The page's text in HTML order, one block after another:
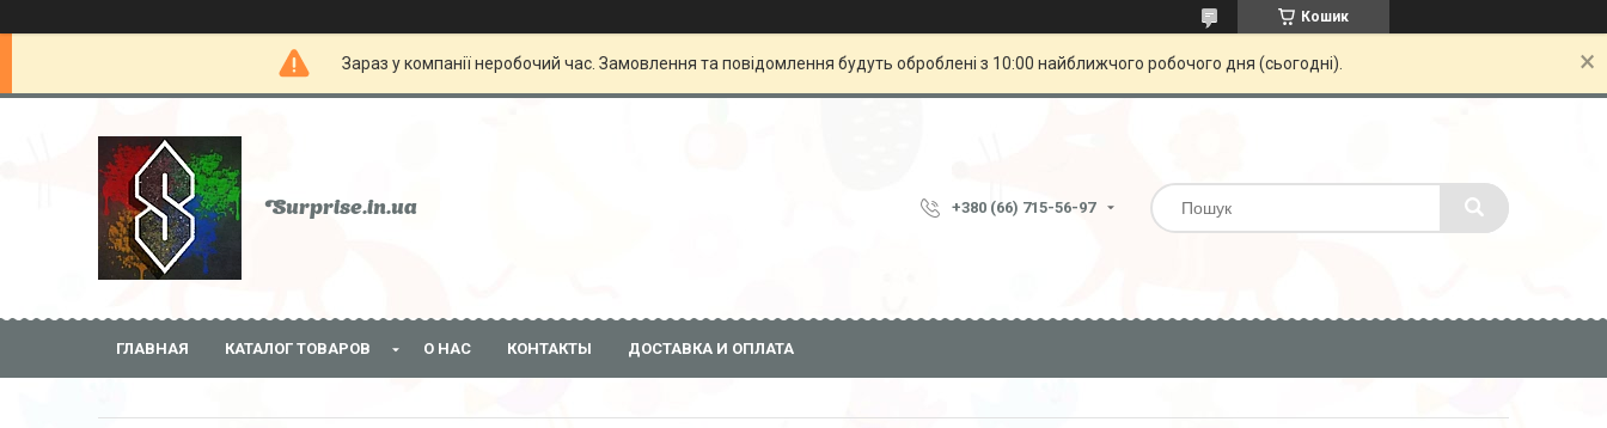
Кошик
Зараз у компанії неробочий час. Замовлення та повідомлення будуть оброблені з 10:00 найближчого робочого дня (сьогодні).
Surprise.in.ua +380 (66) 715-56-97
ГЛАВНАЯ КАТАЛОГ ТОВАРОВ О НАС КОНТАКТЫ ДОСТАВКА И ОПЛАТА